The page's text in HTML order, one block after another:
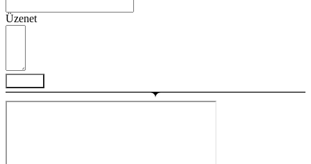
Üzenet